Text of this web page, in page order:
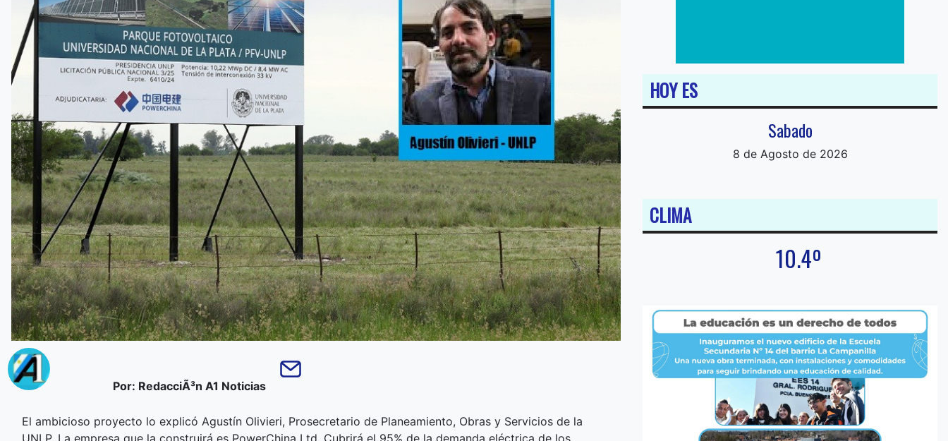
Por: RedacciÃ³n A1 Noticias
El ambicioso proyecto lo explicó Agustín Olivieri, Prosecretario de Planeamiento, Obras y Servicios de la
UNLP. La empresa que la construirá es PowerChina Ltd. Cubrirá el 95% de la demanda eléctrica de los
HOY ES
Sabado
8 de Agosto de 2026
CLIMA
10.4º